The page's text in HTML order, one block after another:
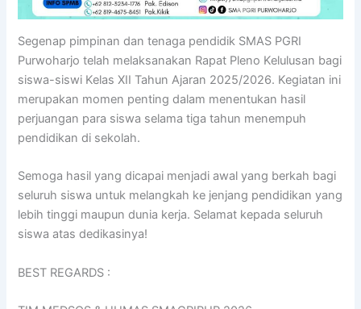
Segenap pimpinan dan tenaga pendidik SMAS PGRI
Purwoharjo telah melaksanakan Rapat Pleno Kelulusan bagi
siswa-siswi Kelas XII Tahun Ajaran 2025/2026. Kegiatan ini
merupakan momen penting dalam menentukan hasil
perjuangan para siswa selama tiga tahun menempuh
pendidikan di sekolah.
Semoga hasil yang dicapai menjadi awal yang berkah bagi
seluruh siswa untuk melangkah ke jenjang pendidikan yang
lebih tinggi maupun dunia kerja. Selamat kepada seluruh
siswa atas dedikasinya!
BEST REGARDS :